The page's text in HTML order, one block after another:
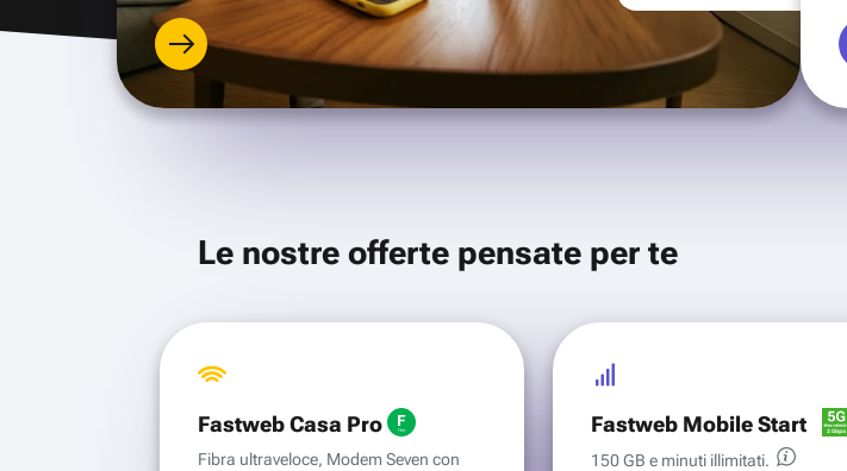
Le nostre offerte pensate per te
Fastweb Casa Pro
Fibra ultraveloce, Modem Seven con
Fastweb Mobile Start
150 GB e minuti illimitati.